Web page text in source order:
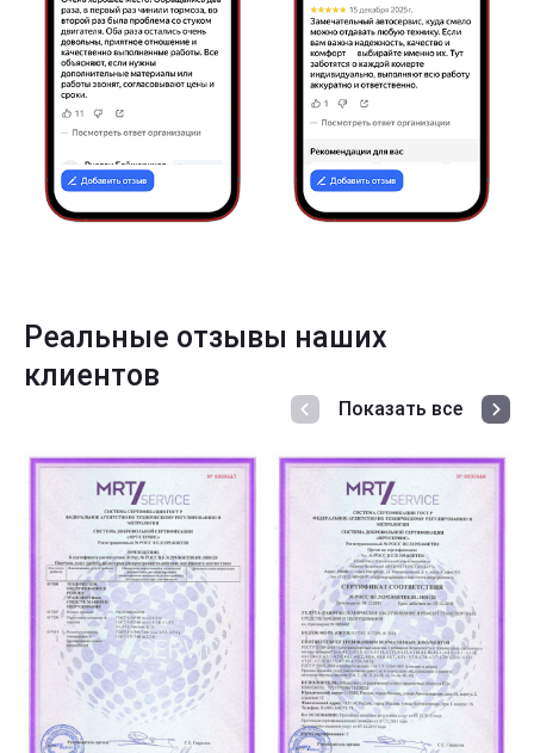
Реальные отзывы наших
клиентов
Показать все